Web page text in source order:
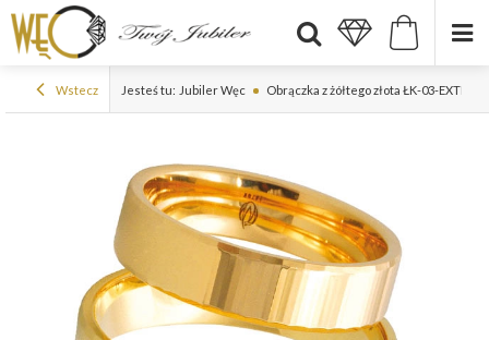
Wstecz Jesteś tu: Jubiler Węc Obrączka z żółtego złota ŁK-03-EXTRA